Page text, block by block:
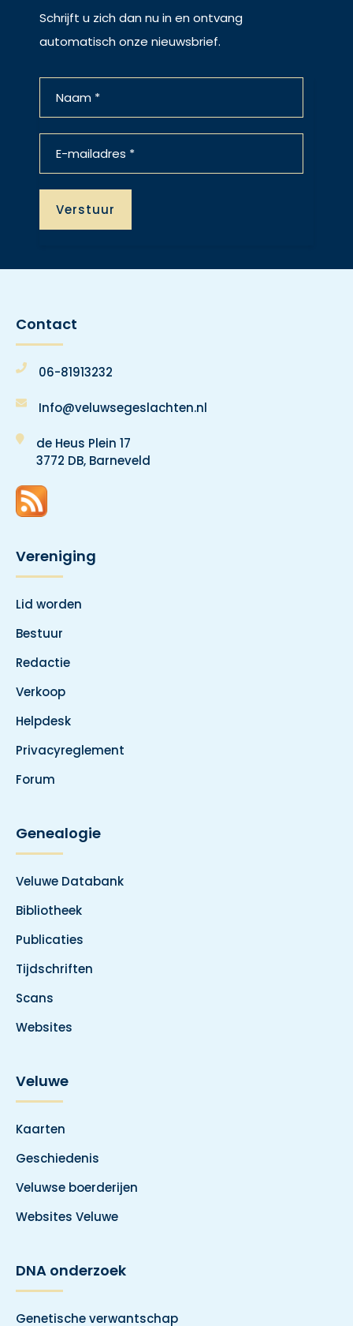
Schrijft u zich dan nu in en ontvang
automatisch onze nieuwsbrief.
Contact
06-81913232
Info@veluwsegeslachten.nl
de Heus Plein 17
3772 DB, Barneveld
Vereniging
Lid worden
Bestuur
Redactie
Verkoop
Helpdesk
Privacyreglement
Forum
Genealogie
Veluwe Databank
Bibliotheek
Publicaties
Tijdschriften
Scans
Websites
Veluwe
Kaarten
Geschiedenis
Veluwse boerderijen
Websites Veluwe
DNA onderzoek
Genetische verwantschap